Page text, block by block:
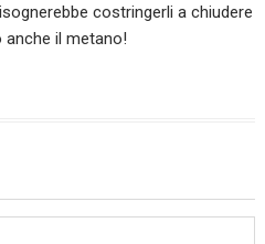
costringerli a chiudere
anche il metano!